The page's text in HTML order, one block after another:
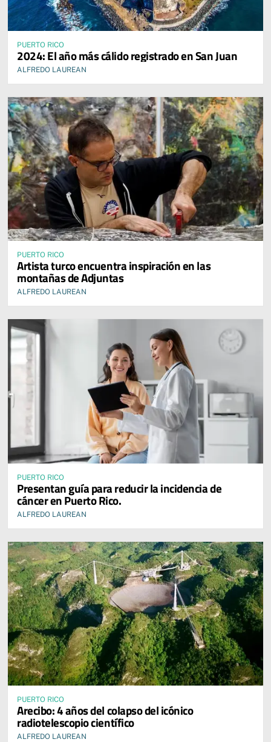
PUERTO RICO
2024: El año más cálido registrado en San Juan
ALFREDO LAUREAN
PUERTO RICO
Artista turco encuentra inspiración en las
montañas de Adjuntas
ALFREDO LAUREAN
PUERTO RICO
Presentan guía para reducir la incidencia de
cáncer en Puerto Rico.
ALFREDO LAUREAN
PUERTO RICO
Arecibo: 4 años del colapso del icónico
radiotelescopio científico
ALFREDO LAUREAN